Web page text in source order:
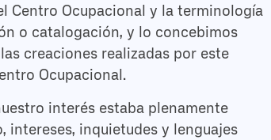
Centro Ocupacional y la terminología
o catalogación, y lo concebimos
creaciones realizadas por este
Ocupacional.
interés estaba plenamente
intereses, inquietudes y lenguajes